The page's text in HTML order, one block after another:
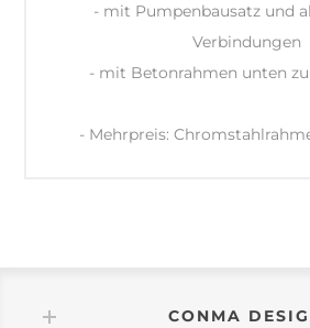
- mit Pumpenbausatz und
Verbindungen
- mit Betonrahmen unten
- Mehrpreis:
CONMA